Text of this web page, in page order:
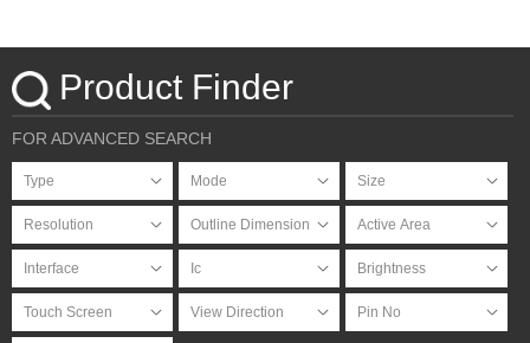
USB接口 Micro-USB接口
Product Finder
FOR ADVANCED SEARCH